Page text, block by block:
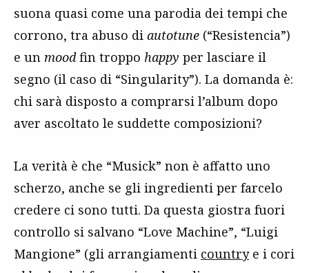
suona quasi come una parodia dei tempi che
corrono, tra abuso di autotune (“Resistencia”)
e un moodfin troppo happy per lasciare il
segno (il caso di “Singularity”). La domanda è:
chi sarà disposto a comprarsi l’album dopo
aver ascoltato le suddette composizioni?
La verità è che “Musick” non è affatto uno
scherzo, anche se gli ingredienti per farcelo
credere ci sono tutti. Da questa giostra fuori
controllo si salvano “Love Machine”, “Luigi
Mangione” (gli arrangiamenti countrye i cori